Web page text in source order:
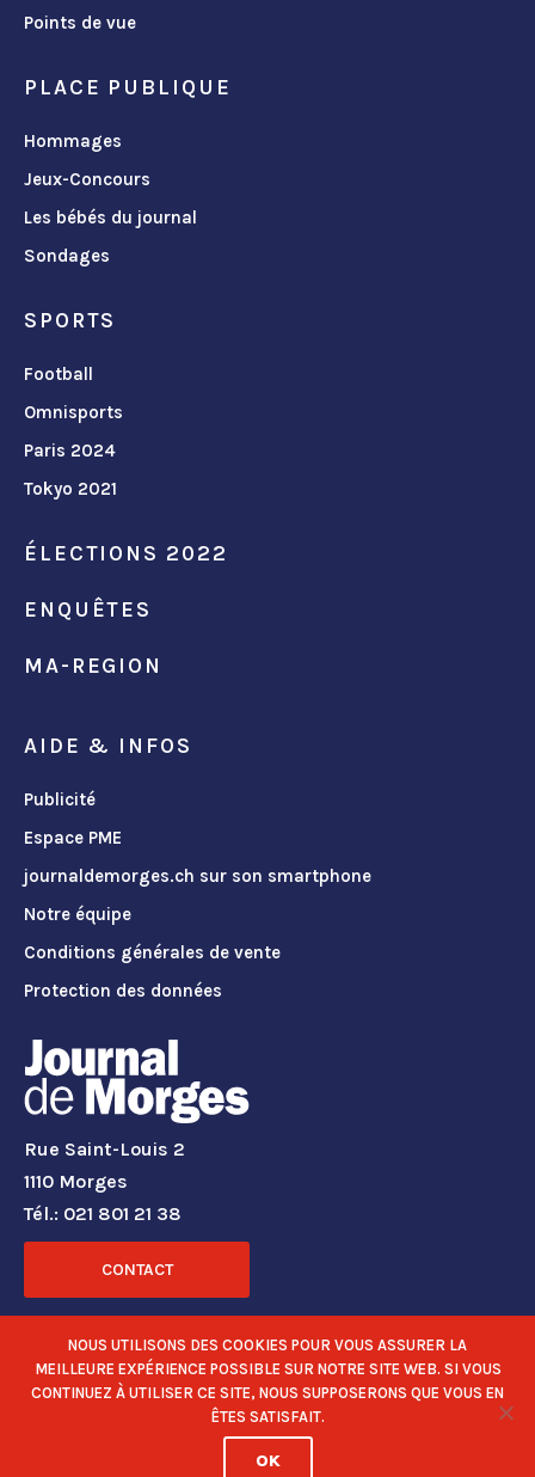
Points de vue
PLACE PUBLIQUE
Hommages
Jeux-Concours
Les bébés du journal
Sondages
SPORTS
Football
Omnisports
Paris 2024
Tokyo 2021
ÉLECTIONS 2022
ENQUÊTES
MA-REGION
AIDE & INFOS
Publicité
Espace PME
journaldemorges.ch sur son smartphone
Notre équipe
Conditions générales de vente
Protection des données
Rue Saint-Louis 2
1110 Morges
Tél.: 021 801 21 38
CONTACT
RÉSEAUX SOCIAUX
NOUS UTILISONS DES COOKIES POUR VOUS ASSURER LA
MEILLEURE EXPÉRIENCE POSSIBLE SUR NOTRE SITE WEB. SI VOUS
CONTINUEZ À UTILISER CE SITE, NOUS SUPPOSERONS QUE VOUS EN
ÊTES SATISFAIT.
OK